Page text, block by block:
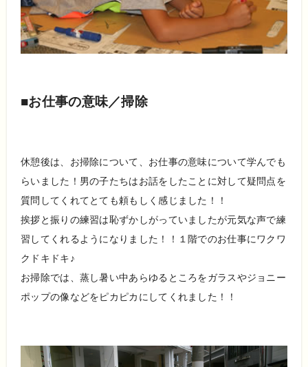
■お仕事の意味／掃除
休憩後は、お掃除について、お仕事の意味について学んでも
らいました！男の子たちはお話をしたことに対して疑問点を
質問してくれてとても頼もしく感じました！！
挨拶と振りの練習は恥ずかしがっていましたが元気な声で練
習してくれるようになりました！！１階でのお仕事にワクワ
クドキドキ♪
お掃除では、蒸し暑い中あらゆるところをガラスやジョニー
ポップの像などをピカピカにしてくれました！！